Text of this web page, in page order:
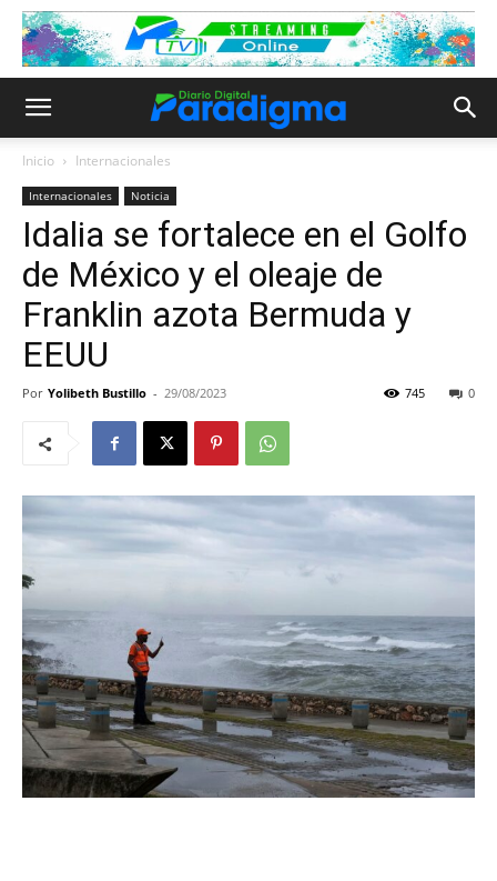
Inicio Internacionales
Internacionales Noticia
Idalia se fortalece en el Golfo
de México y el oleaje de
Franklin azota Bermuda y
EEUU
Por Yolibeth Bustillo - 29/08/2023 0
745